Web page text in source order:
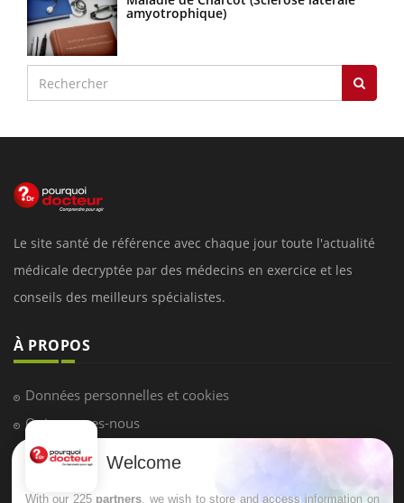
amyotrophique)
Le site santé de référence avec chaque jour toute l'actualité
médicale decryptée par des médecins en exercice et les
conseils des meilleurs spécialistes.
À PROPOS
Données personnelles et cookies
Qui sommes-nous
Conditions d'utilisation
Welcome
With our 225 partners , we wish to store and access information on